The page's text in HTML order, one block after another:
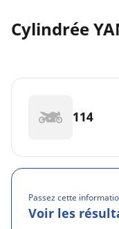
Cylindrée
114
Passez cette
Voir les